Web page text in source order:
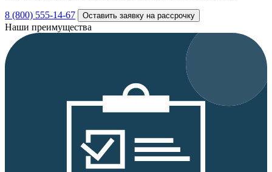
8 (800) 555-14-67 Оставить заявку на рассрочку
Наши преимущества